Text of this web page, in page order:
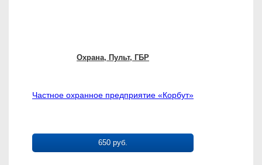
Охрана, Пульт, ГБР
Частное охранное предприятие «Корбут»
650 руб.